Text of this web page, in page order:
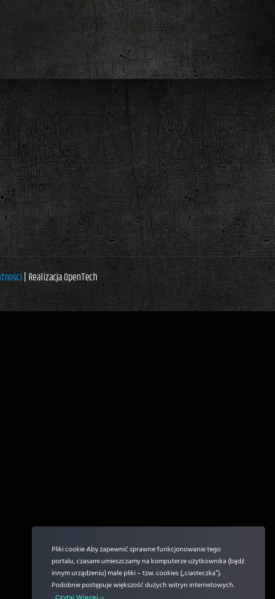
| Realizacja OpenTech
Pliki cookie Aby zapewnić sprawne funkcjonowanie tego
portalu, czasami umieszczamy na komputerze użytkownika (bądź
innym urządzeniu) małe pliki – tzw. cookies („ciasteczka”).
Podobnie postępuje większość dużych witryn internetowych.
Czytaj Więcej